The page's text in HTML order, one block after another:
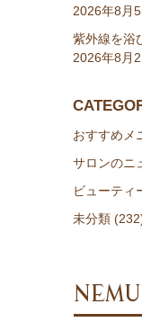
2026年8月5
紫外線を浴
2026年8月2
おすすめメ
サロンのニ
ビューティ
未分類